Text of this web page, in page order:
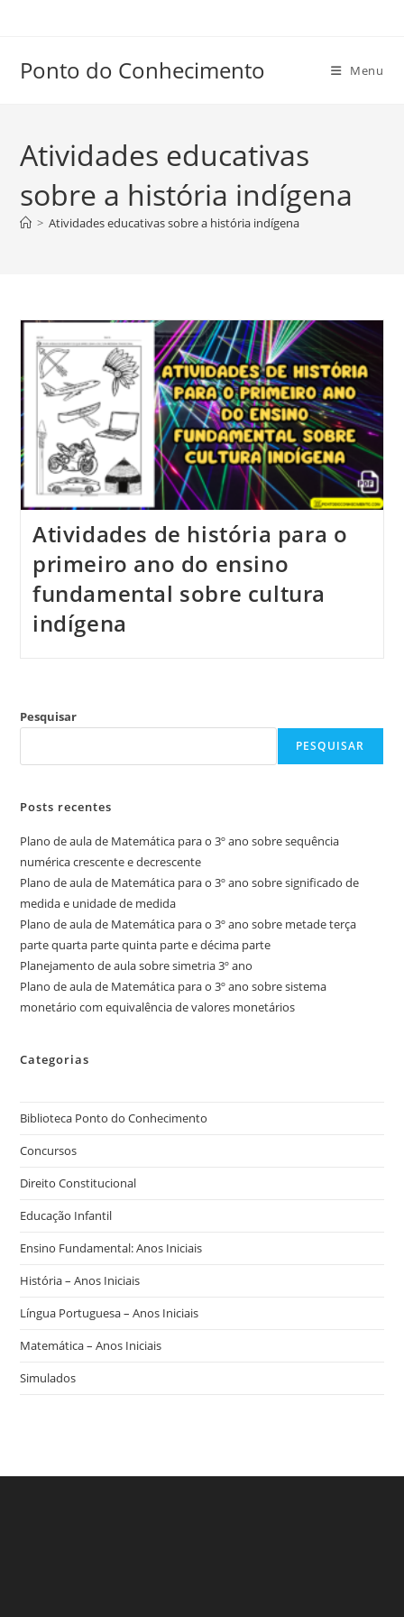
conteúdo
Ponto do Conhecimento Menu
Atividades educativas
sobre a história indígena
> Atividades educativas sobre a história indígena
Atividades de história para o
primeiro ano do ensino
fundamental sobre cultura
indígena
Pesquisar
PESQUISAR
Posts recentes
Plano de aula de Matemática para o 3º ano sobre sequência
numérica crescente e decrescente
Plano de aula de Matemática para o 3º ano sobre significado de
medida e unidade de medida
Plano de aula de Matemática para o 3º ano sobre metade terça
parte quarta parte quinta parte e décima parte
Planejamento de aula sobre simetria 3º ano
Plano de aula de Matemática para o 3º ano sobre sistema
monetário com equivalência de valores monetários
Categorias
Biblioteca Ponto do Conhecimento
Concursos
Direito Constitucional
Educação Infantil
Ensino Fundamental: Anos Iniciais
História – Anos Iniciais
Língua Portuguesa – Anos Iniciais
Matemática – Anos Iniciais
Simulados